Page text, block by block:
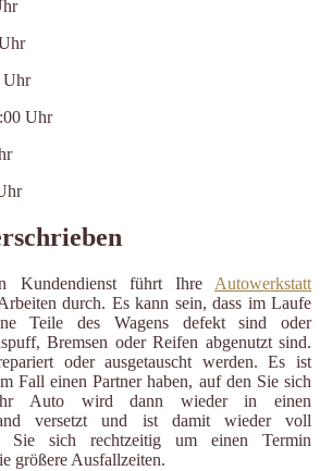
Uhr
Uhr
Kundendienst führt Ihre Autowerkstatt
durch. Es kann sein, dass im Laufe
Teile des Wagens defekt sind oder
Bremsen oder Reifen abgenutzt sind.
oder ausgetauscht werden. Es ist
Fall einen Partner haben, auf den Sie sich
Ihr Auto wird dann wieder in einen
versetzt und ist damit wieder voll
Sie sich rechtzeitig um einen Termin
größere Ausfallzeiten.